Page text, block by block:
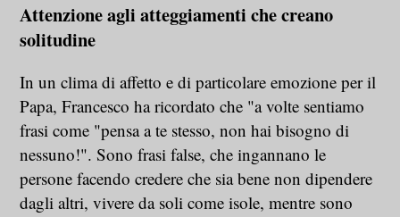
Attenzione agli atteggiamenti che creano
solitudine
In un clima di affetto e di particolare emozione per il
Papa, Francesco ha ricordato che "a volte sentiamo
frasi come "pensa a te stesso, non hai bisogno di
nessuno!". Sono frasi false, che ingannano le
persone facendo credere che sia bene non dipendere
dagli altri, vivere da soli come isole, mentre sono